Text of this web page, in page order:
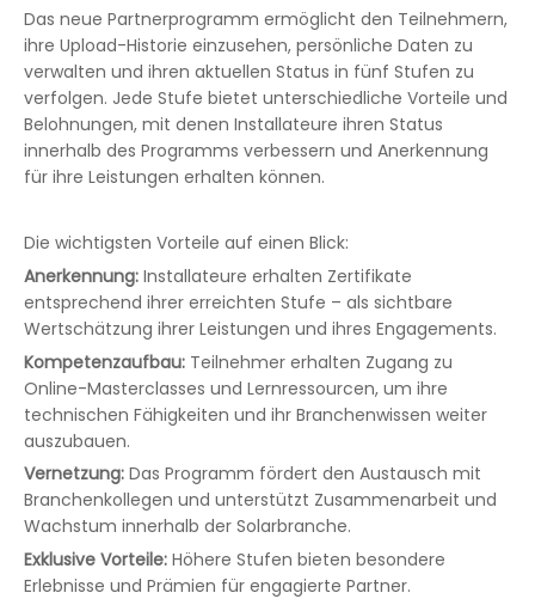
Das neue Partnerprogramm ermöglicht den Teilnehmern,
ihre Upload-Historie einzusehen, persönliche Daten zu
verwalten und ihren aktuellen Status in fünf Stufen zu
verfolgen. Jede Stufe bietet unterschiedliche Vorteile und
Belohnungen, mit denen Installateure ihren Status
innerhalb des Programms verbessern und Anerkennung
für ihre Leistungen erhalten können.
Die wichtigsten Vorteile auf einen Blick:
Anerkennung: Installateure erhalten Zertifikate
entsprechend ihrer erreichten Stufe – als sichtbare
Wertschätzung ihrer Leistungen und ihres Engagements.
Kompetenzaufbau: Teilnehmer erhalten Zugang zu
Online-Masterclasses und Lernressourcen, um ihre
technischen Fähigkeiten und ihr Branchenwissen weiter
auszubauen.
Vernetzung: Das Programm fördert den Austausch mit
Branchenkollegen und unterstützt Zusammenarbeit und
Wachstum innerhalb der Solarbranche.
Exklusive Vorteile: Höhere Stufen bieten besondere
Erlebnisse und Prämien für engagierte Partner.